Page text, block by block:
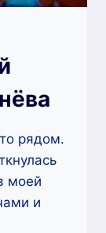
рядом.
моей
и